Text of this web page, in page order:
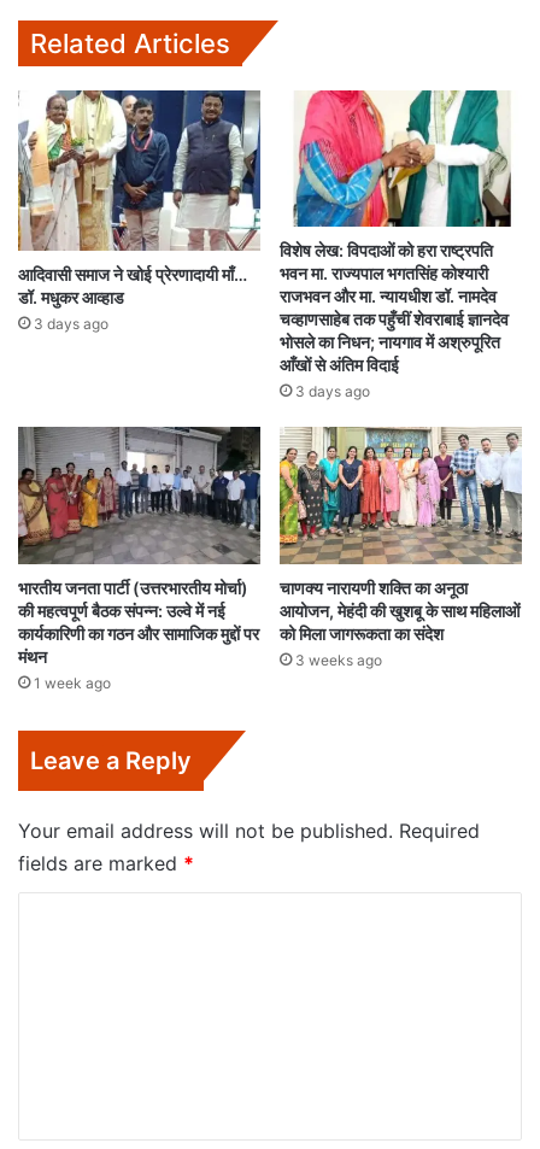
Related Articles
आदिवासी समाज ने खोई प्रेरणादायी माँ…
डॉ. मधुकर आव्हाड
3 days ago
विशेष लेख: विपदाओं को हरा राष्ट्रपति
भवन मा. राज्यपाल भगतसिंह कोश्यारी
राजभवन और मा. न्यायधीश डॉ. नामदेव
चव्हाणसाहेब तक पहुँचीं शेवराबाई ज्ञानदेव
भोसले का निधन; नायगाव में अश्रुपूरित
आँखों से अंतिम विदाई
3 days ago
भारतीय जनता पार्टी (उत्तरभारतीय मोर्चा)
की महत्वपूर्ण बैठक संपन्न: उल्वे में नई
कार्यकारिणी का गठन और सामाजिक मुद्दों पर
मंथन
1 week ago
चाणक्य नारायणी शक्ति का अनूठा
आयोजन, मेहंदी की खुशबू के साथ महिलाओं
को मिला जागरूकता का संदेश
3 weeks ago
Leave a Reply
Your email address will not be published. Required
fields are marked *